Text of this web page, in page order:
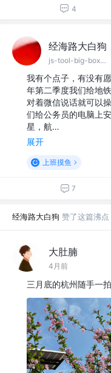
4
经海路大白狗
js-tool-big-box工具库开发者；简历优化师
我有个点子，有没有
年第二季度我们给地
对着微信说话就可以
们给公务员的电脑上
星，航…
展开
上班摸鱼
7
经海路大白狗 赞了这篇沸点
大肚腩
4月前
三月底的杭州随手一